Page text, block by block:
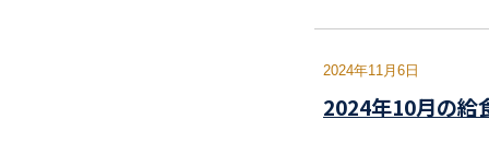
2024年11月6日
2024年10月の給